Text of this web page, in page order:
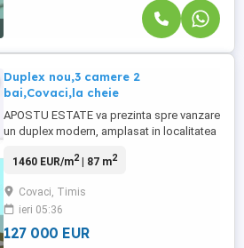
Duplex nou,3 camere 2
bai,Covaci,la cheie
APOSTU ESTATE va prezinta spre vanzare
un duplex modern, amplasat in localitatea
dezvoltare, apreciata pentru accesibilitate
este proiectata inteligent, cu spatii bine
optimizate si compartimentare
functionala, ...
1460 EUR/m2| 87 m2
Covaci, Timis
ieri 05:36
127 000 EUR